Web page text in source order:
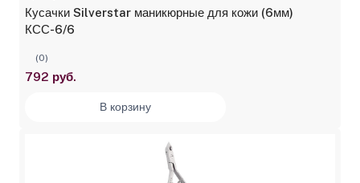
Кусачки Silverstar маникюрные для кожи (6мм)
КСС-6/6
(0)
792 руб.
В корзину